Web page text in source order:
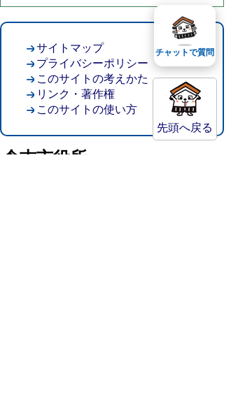
先頭へ戻る
サイトマップ
プライバシーポリシー
このサイトの考えかた
リンク・著作権
このサイトの使い方
倉吉市役所
チャットで質問